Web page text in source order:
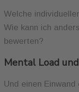
Welche
Wie kann ich
bewerten?
Mental Load
Und einen